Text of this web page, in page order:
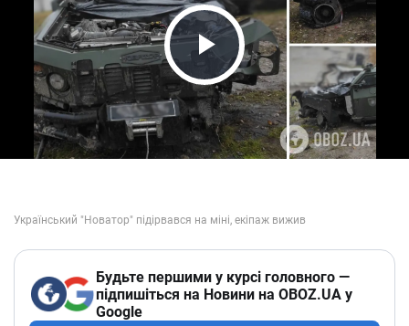
Play Video
Будьте першими у курсі головного —
підпишіться на Новини на OBOZ.UA у
Google